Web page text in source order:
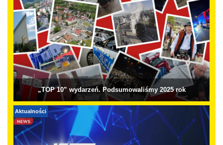
„TOP 10” wydarzeń. Podsumowaliśmy 2025 rok
Aktualności